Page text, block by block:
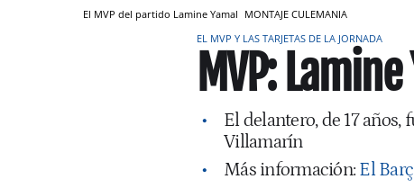
El MVP del partido Lamine Yamal MONTAJE CULEMANIA
EL MVP Y LAS TARJETAS DE LA JORNADA
MVP: Lamine
El delantero, de 17
Villamarín
Más información: El